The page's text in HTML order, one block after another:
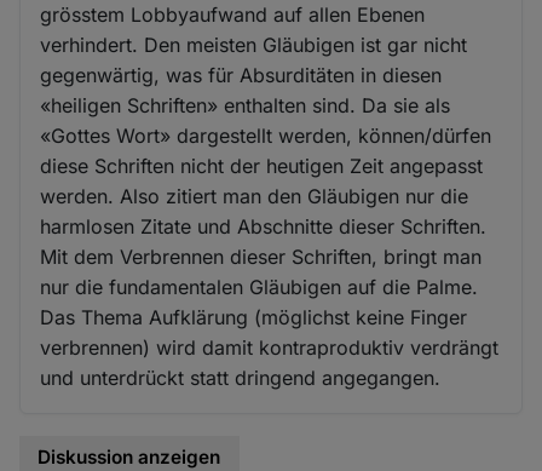
grösstem Lobbyaufwand auf allen Ebenen
verhindert. Den meisten Gläubigen ist gar nicht
gegenwärtig, was für Absurditäten in diesen
«heiligen Schriften» enthalten sind. Da sie als
«Gottes Wort» dargestellt werden, können/dürfen
diese Schriften nicht der heutigen Zeit angepasst
werden. Also zitiert man den Gläubigen nur die
harmlosen Zitate und Abschnitte dieser Schriften.
Mit dem Verbrennen dieser Schriften, bringt man
nur die fundamentalen Gläubigen auf die Palme.
Das Thema Aufklärung (möglichst keine Finger
verbrennen) wird damit kontraproduktiv verdrängt
und unterdrückt statt dringend angegangen.
Diskussion anzeigen